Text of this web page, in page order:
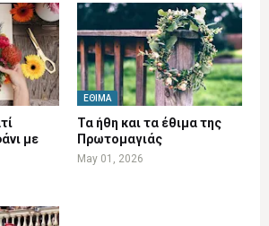
με
ΈΘΙΜΑ
Τα ήθη και τα έθιμα της
Πρωτομαγιάς
May 01, 2026